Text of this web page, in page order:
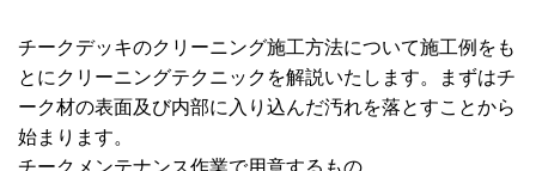
チークデッキのクリーニング施工方法について施工例をも
とにクリーニングテクニックを解説いたします。まずはチ
ーク材の表面及び内部に入り込んだ汚れを落とすことから
始まります。
チークメンテナンス作業で用意するもの